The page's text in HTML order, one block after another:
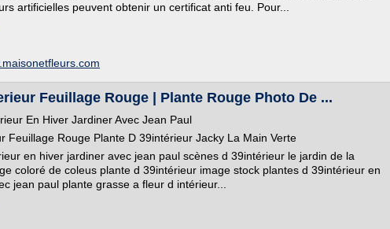
artificielles peuvent obtenir un certificat anti feu. Pour...
Feuillage Rouge | Plante Rouge Photo De ...
En Hiver Jardiner Avec Jean Paul
Feuillage Rouge Plante D 39intérieur Jacky La Main Verte
en hiver jardiner avec jean paul scènes d 39intérieur le jardin de la
coloré de coleus plante d 39intérieur image stock plantes d 39intérieur en
jean paul plante grasse a fleur d intérieur...